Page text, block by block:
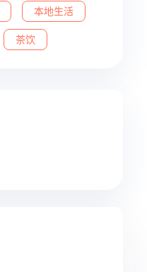
本地生活
茶饮